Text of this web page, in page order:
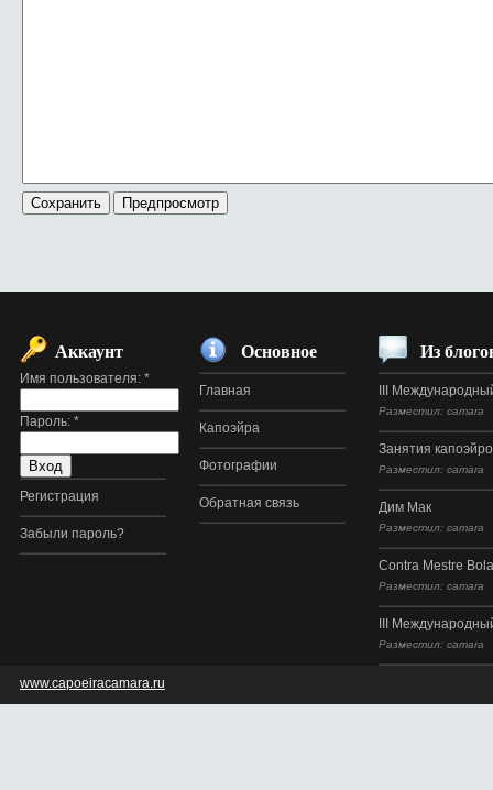
Аккаунт
Имя пользователя: *
Пароль: *
Регистрация
Забыли пароль?
Основное
Главная
Капоэйра
Фотографии
Обратная связь
Из
III
Разместил: camara
Занятия
Разместил: camara
Дим Мак
Разместил: camara
Contra Mestre Bola
Разместил: camara
III
Разместил: camara
www.capoeiracamara.ru